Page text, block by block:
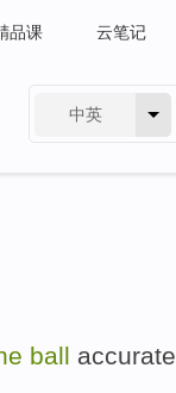
品课 云笔记
中英
ball